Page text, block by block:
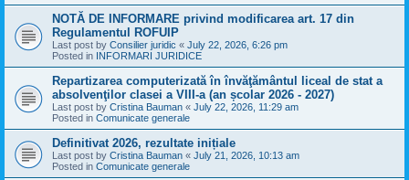
NOTĂ DE INFORMARE privind modificarea art. 17 din
Regulamentul ROFUIP
Last post by Consilier juridic « July 22, 2026, 6:26 pm
Posted in INFORMARI JURIDICE
Repartizarea computerizată în învăţământul liceal de stat a
absolvenţilor clasei a VIII-a (an școlar 2026 - 2027)
Last post by Cristina Bauman « July 22, 2026, 11:29 am
Posted in Comunicate generale
Definitivat 2026, rezultate inițiale
Last post by Cristina Bauman « July 21, 2026, 10:13 am
Posted in Comunicate generale